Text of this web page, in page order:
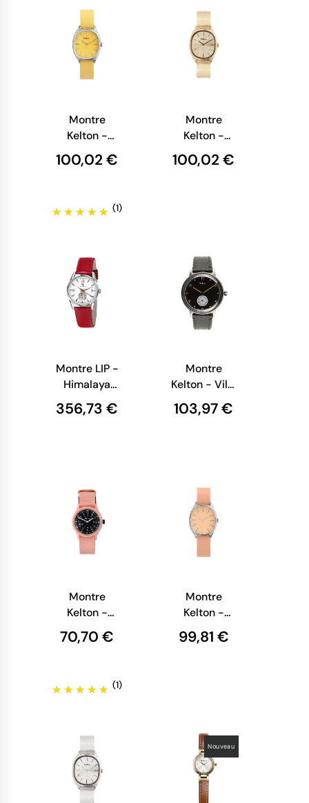
Montre
Kelton -
Colorama
Jaune
100,02 €
(1)
Montre
Kelton -
Colorama Or
100,02 €
Montre LIP -
Himalaya
33mm -
Automatique
356,73 €
Montre
Kelton - Villa
Noire
103,97 €
Montre
Kelton -
Jungle Nude
70,70 €
(1)
Montre
Kelton -
Colorama
Beige
99,81 €
Nouveau